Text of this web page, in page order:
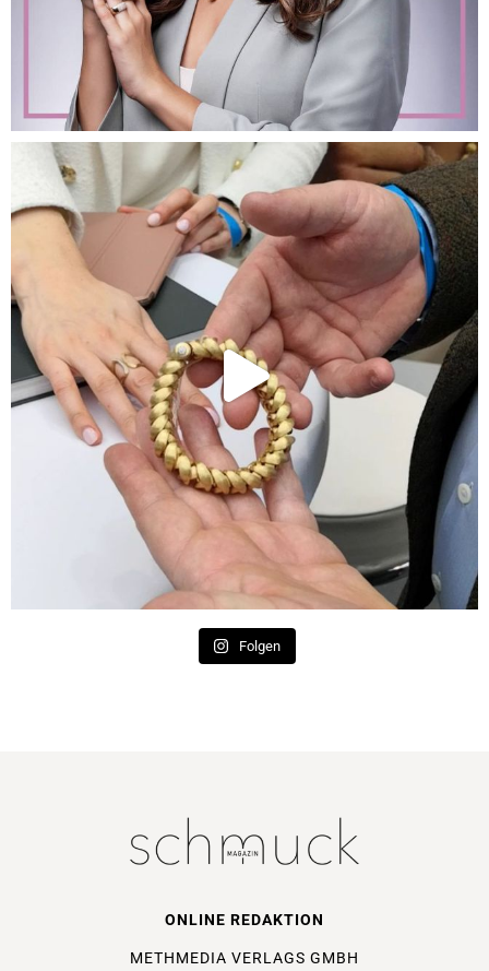
Folgen
ONLINE REDAKTION
METHMEDIA VERLAGS GMBH